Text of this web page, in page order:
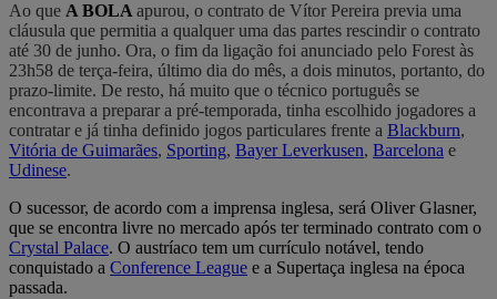
Ao que A BOLA apurou, o contrato de Vítor Pereira previa uma
cláusula que permitia a qualquer uma das partes rescindir o contrato
até 30 de junho. Ora, o fim da ligação foi anunciado pelo Forest às
23h58 de terça-feira, último dia do mês, a dois minutos, portanto, do
prazo-limite. De resto, há muito que o técnico português se
encontrava a preparar a pré-temporada, tinha escolhido jogadores a
contratar e já tinha definido jogos particulares frente a Blackburn,
Vitória de Guimarães, Sporting, Bayer Leverkusen, Barcelona e
Udinese.
O sucessor, de acordo com a imprensa inglesa, será Oliver Glasner,
que se encontra livre no mercado após ter terminado contrato com o
Crystal Palace. O austríaco tem um currículo notável, tendo
conquistado a Conference League e a Supertaça inglesa na época
passada.